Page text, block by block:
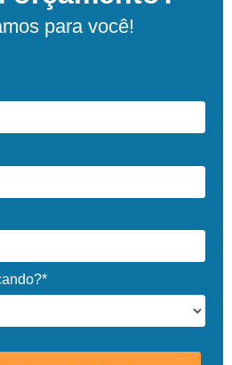
para você!